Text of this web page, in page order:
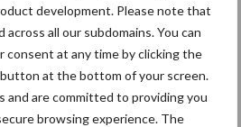
development. Please note that
all our subdomains. You can
consent at any time by clicking the
at the bottom of your screen.
and are committed to providing you
browsing experience. The
Partner nieuws
publiceert
Landbouwnormen 2025